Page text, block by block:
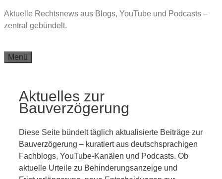
Zum
Inhalt
Aktuelle Rechtsnews aus Blogs, YouTube und Podcasts –
zentral gebündelt.
Menü
Aktuelles zur
Bauverzögerung
Diese Seite bündelt täglich aktualisierte Beiträge zur
Bauverzögerung – kuratiert aus deutschsprachigen
Fachblogs, YouTube-Kanälen und Podcasts. Ob
aktuelle Urteile zu Behinderungsanzeige und